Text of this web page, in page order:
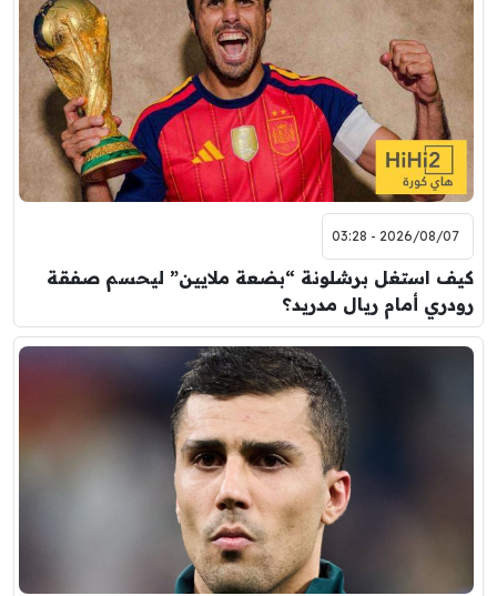
2026/08/07 - 03:28
كيف استغل برشلونة “بضعة ملايين” ليحسم صفقة
رودري أمام ريال مدريد؟